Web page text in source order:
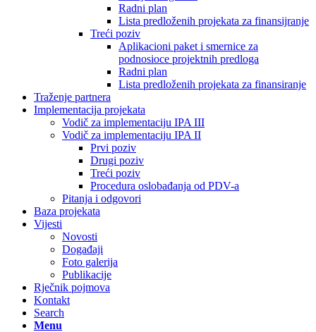
Radni plan
Lista predloženih projekata za finansijranje
Treći poziv
Aplikacioni paket i smernice za
podnosioce projektnih predloga
Radni plan
Lista predloženih projekata za finansiranje
Traženje partnera
Implementacija projekata
Vodič za implementaciju IPA III
Vodič za implementaciju IPA II
Prvi poziv
Drugi poziv
Treći poziv
Procedura oslobađanja od PDV-a
Pitanja i odgovori
Baza projekata
Vijesti
Novosti
Događaji
Foto galerija
Publikacije
Rječnik pojmova
Kontakt
Search
Menu